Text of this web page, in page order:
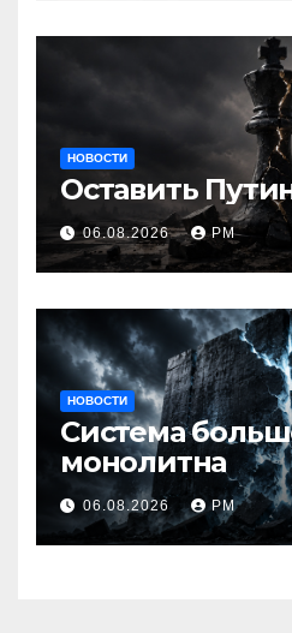
НОВОСТИ
Оставить
06.08.2026 РМ
НОВОСТИ
Система
монолитна
06.08.2026 РМ